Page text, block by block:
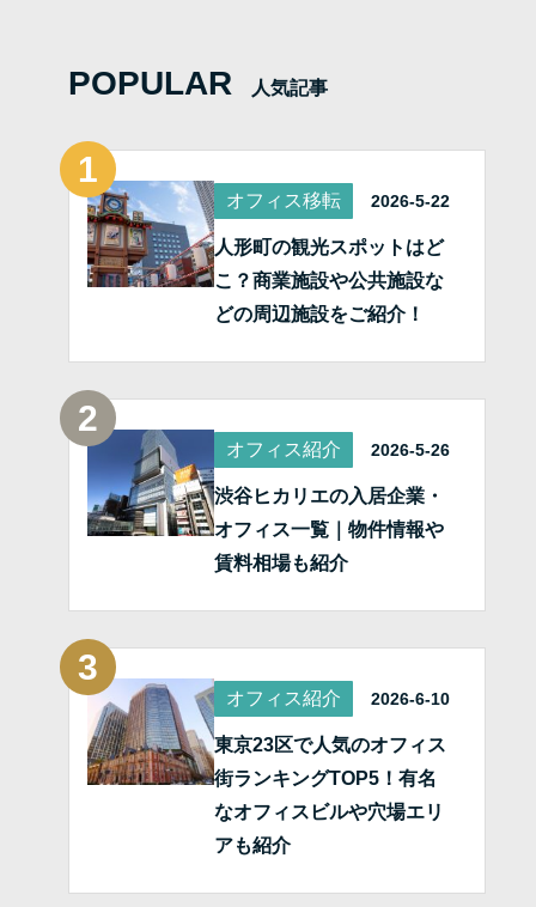
POPULAR 人気記事
オフィス移転 2026-5-22
人形町の観光スポットはど
こ？商業施設や公共施設な
どの周辺施設をご紹介！
オフィス紹介 2026-5-26
渋谷ヒカリエの入居企業・
オフィス一覧｜物件情報や
賃料相場も紹介
オフィス紹介 2026-6-10
東京23区で人気のオフィス
街ランキングTOP5！有名
なオフィスビルや穴場エリ
アも紹介